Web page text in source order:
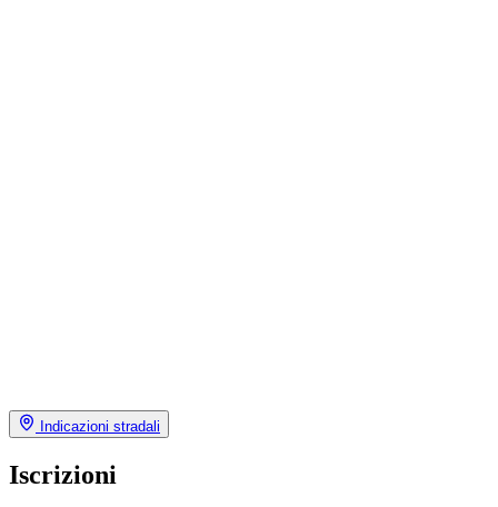
Indicazioni stradali
Iscrizioni